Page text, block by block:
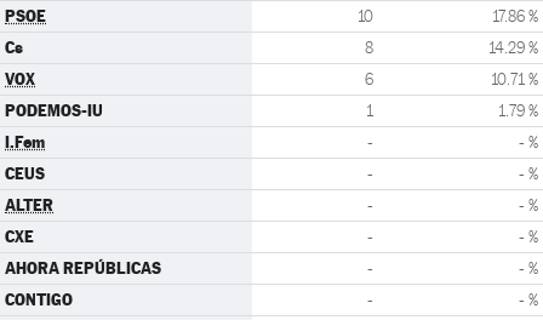
PSOE 10 17.86 %
Cs 8 14.29 %
VOX 6 10.71 %
PODEMOS-IU 1 1.79 %
I.Fem - - %
CEUS - - %
ALTER - - %
CXE - - %
AHORA REPÚBLICAS - - %
CONTIGO - - %